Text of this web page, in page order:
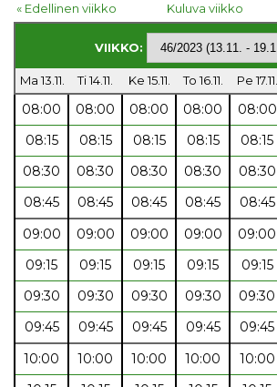
« Edellinen viikko
Kuluva viikko
VIIKKO:
Ma 13.11. Ti 14.11. Ke 15.11. To 16.11. Pe 17.11.
08:00 08:00 08:00 08:00 08:00
08:15
08:15 08:15 08:15 08:15
08:30
08:30 08:30 08:30 08:30
08:45
08:45 08:45 08:45 08:45
09:00
09:00 09:00 09:00 09:00
09:15
09:15 09:15 09:15 09:15
09:30
09:30 09:30 09:30 09:30
09:45
09:45 09:45 09:45 09:45
10:00
10:00 10:00 10:00 10:00